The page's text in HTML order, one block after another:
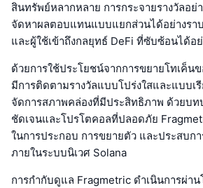
สินทรัพย์หลากหลาย การกระจายรางวัลอย่
จัดหาผลตอบแทนแบบแยกส่วนได้อย่างร
และผู้ใช้เข้าถึงกลยุทธ์ DeFi ที่ซับซ้อนได้อ
ด้วยการใช้ประโยชน์จากการขยายโทเค็นข
มีการติดตามรางวัลแบบโปร่งใสและแบบเ
จัดการสภาพคล่องที่มีประสิทธิภาพ ด้วยบท
ชัดเจนและโปรโตคอลที่ปลอดภัย
ในการประกอบ การขยายตัว และประสบก
ภายในระบบนิเวศ Solana
การกำกับดูแล Fragmetric ดำเนินการผ่าน